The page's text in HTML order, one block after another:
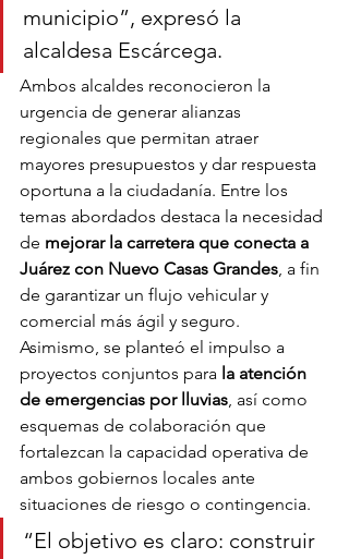
municipio”, expresó la
alcaldesa Escárcega.
Ambos alcaldes reconocieron la
urgencia de generar alianzas
regionales que permitan atraer
mayores presupuestos y dar respuesta
oportuna a la ciudadanía. Entre los
temas abordados destaca la necesidad
de mejorar la carretera que conecta a
Juárez con Nuevo Casas Grandes, a fin
de garantizar un flujo vehicular y
comercial más ágil y seguro.
Asimismo, se planteó el impulso a
proyectos conjuntos para la atención
de emergencias por lluvias, así como
esquemas de colaboración que
fortalezcan la capacidad operativa de
ambos gobiernos locales ante
situaciones de riesgo o contingencia.
“El objetivo es claro: construir